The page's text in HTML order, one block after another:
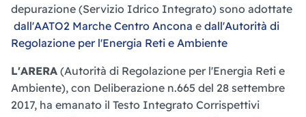
depurazione (Servizio Idrico Integrato) sono adottate
dall'AATO2 Marche Centro Ancona e dall'Autorità di
Regolazione per l'Energia Reti e Ambiente
L'ARERA (Autorità di Regolazione per l'Energia Reti e
Ambiente), con Deliberazione n.665 del 28 settembre
2017, ha emanato il Testo Integrato Corrispettivi